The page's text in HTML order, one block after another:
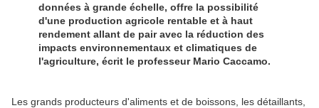
données à grande échelle, offre la possibilité
d'une production agricole rentable et à haut
rendement allant de pair avec la réduction des
impacts environnementaux et climatiques de
l'agriculture, écrit le professeur Mario Caccamo.
Les grands producteurs d'aliments et de boissons, les détaillants,